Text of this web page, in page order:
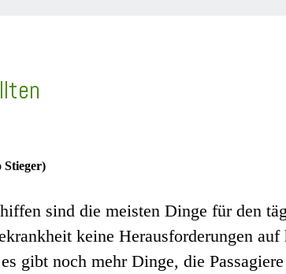
Stieger)
sind die meisten Dinge für den
keine Herausforderungen
gibt noch mehr Dinge, die